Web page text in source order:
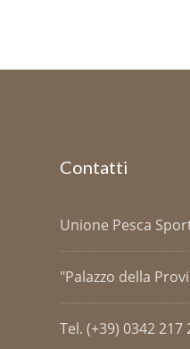
Contatti
Unione Pesca
"Palazzo della
Tel. (+39) 0342 217